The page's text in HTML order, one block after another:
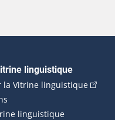
principale
linguistique
la Vitrine linguistique(Cet
linguistique